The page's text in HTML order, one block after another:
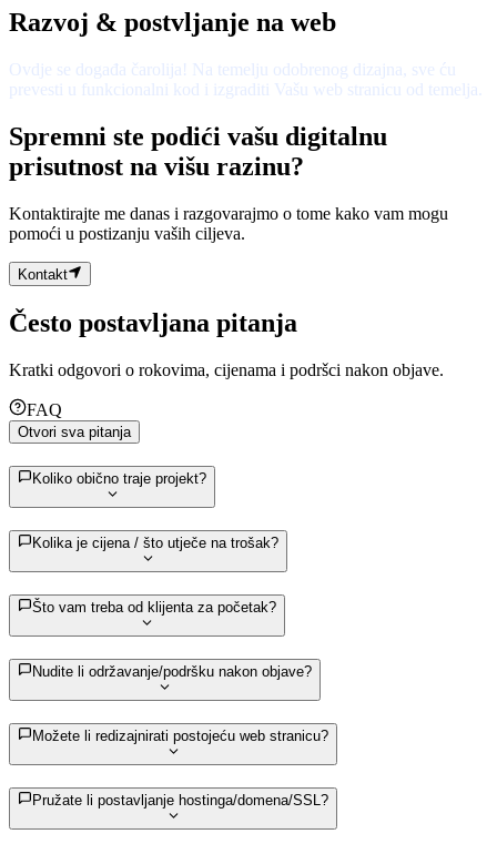
Razvoj & postvljanje na web
Ovdje se događa čarolija! Na temelju odobrenog dizajna, sve ću
prevesti u funkcionalni kod i izgraditi Vašu web stranicu od temelja.
Spremni ste podići vašu digitalnu
prisutnost na višu razinu?
Kontaktirajte me danas i razgovarajmo o tome kako vam mogu
pomoći u postizanju vaših ciljeva.
Kontakt
Često postavljana pitanja
Kratki odgovori o rokovima, cijenama i podršci nakon objave.
FAQ
Otvori sva pitanja
Koliko obično traje projekt?
Kolika je cijena / što utječe na trošak?
Što vam treba od klijenta za početak?
Nudite li održavanje/podršku nakon objave?
Možete li redizajnirati postojeću web stranicu?
Pružate li postavljanje hostinga/domena/SSL?